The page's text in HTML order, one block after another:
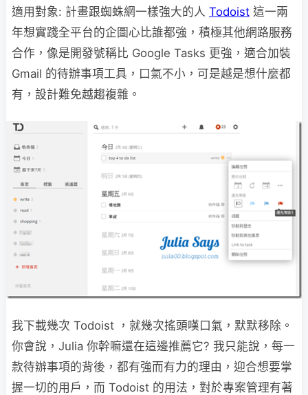
適用對象: 計畫跟蜘蛛網一樣強大的人 Todoist 這一兩
年想實踐全平台的企圖心比誰都強，積極其他網路服務
合作，像是開發號稱比 Google Tasks 更強，適合加裝
Gmail 的待辦事項工具，口氣不小，可是越是想什麼都
有，設計難免越趨複雜。
我下載幾次 Todoist ，就幾次搖頭嘆口氣，默默移除。
你會說，Julia 你幹嘛還在這邊推薦它? 我只能說，每一
款待辦事項的背後，都有強而有力的理由，迎合想要掌
握一切的用戶，而 Todoist 的用法，對於專案管理有著